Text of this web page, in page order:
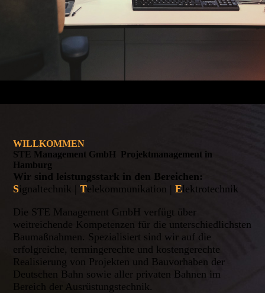
WILLKOMMEN
STE Management GmbH Projektmanagement in
Hamburg
Wir sind leistungsstark in den Bereichen:
Signaltechnik |Telekommunikation |Elektrotechnik
Die STE Management GmbH verfügt über
weitreichende Kompetenzen für die unter­schied­lichsten
Baumaßnahmen. Spezialisiert sind wir auf die
erfolgreiche, termingerechte und kosten­gerechte
Realisierung von Projekten und Bauvorhaben der
Deutschen Bahn sowie aller privaten Bahnen im
Bereich der Ausrüstungstechnik.